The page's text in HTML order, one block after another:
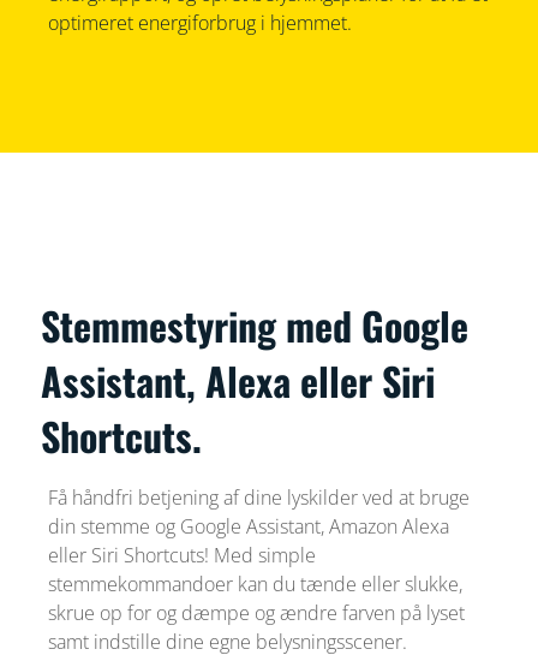
optimeret energiforbrug i hjemmet.
Stemmestyring med Google
Assistant, Alexa eller Siri
Shortcuts.
Få håndfri betjening af dine lyskilder ved at bruge
din stemme og Google Assistant, Amazon Alexa
eller Siri Shortcuts! Med simple
stemmekommandoer kan du tænde eller slukke,
skrue op for og dæmpe og ændre farven på lyset
samt indstille dine egne belysningsscener.